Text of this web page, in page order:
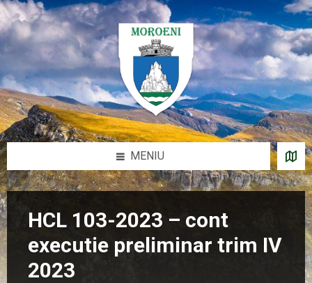
Sari
la
conținut
Salt
la
bara
laterală
stângă
Salt
la
bara
laterală
dreaptă
Salt
la
subsol
MENIU
HCL 103-2023 – cont
executie preliminar trim IV
2023